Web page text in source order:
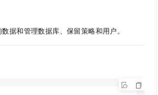
据和管理数据库、保留策略和用户。